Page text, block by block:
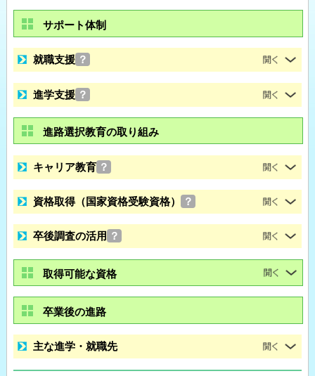
サポート体制
就職支援 ？
進学支援 ？
進路選択教育の取り組み
キャリア教育 ？
資格取得（国家資格受験資格） ？
卒後調査の活用 ？
取得可能な資格
卒業後の進路
主な進学・就職先